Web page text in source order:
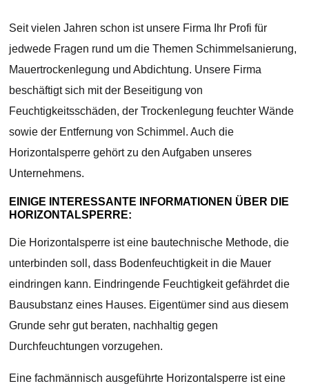
Seit vielen Jahren schon ist unsere Firma Ihr Profi für
jedwede Fragen rund um die Themen Schimmelsanierung,
Mauertrockenlegung und Abdichtung. Unsere Firma
beschäftigt sich mit der Beseitigung von
Feuchtigkeitsschäden, der Trockenlegung feuchter Wände
sowie der Entfernung von Schimmel. Auch die
Horizontalsperre gehört zu den Aufgaben unseres
Unternehmens.
EINIGE INTERESSANTE INFORMATIONEN ÜBER DIE
HORIZONTALSPERRE:
Die Horizontalsperre ist eine bautechnische Methode, die
unterbinden soll, dass Bodenfeuchtigkeit in die Mauer
eindringen kann. Eindringende Feuchtigkeit gefährdet die
Bausubstanz eines Hauses. Eigentümer sind aus diesem
Grunde sehr gut beraten, nachhaltig gegen
Durchfeuchtungen vorzugehen.
Eine fachmännisch ausgeführte Horizontalsperre ist eine